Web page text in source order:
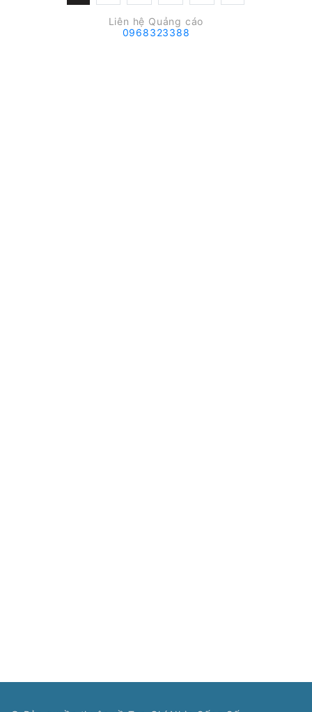
Liên hệ Quảng cáo
0968323388